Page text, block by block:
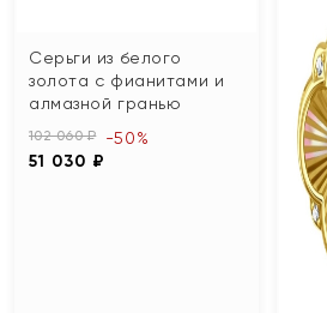
Серьги из белого
золота с фианитами и
алмазной гранью
102 060 ₽
51 030 ₽
-50%